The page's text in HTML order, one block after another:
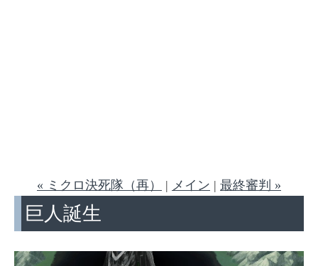
« ミクロ決死隊（再） | メイン | 最終審判 »
巨人誕生